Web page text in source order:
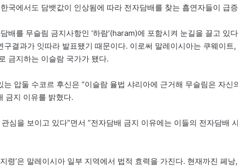
국에서도 담뱃값이 인상됨에 따라 전자담배를 찾는 흡연자들이 급
배를 무슬림 금지사항인 ‘하람’(haram)에 포함시켜 눈길을 끌고 있
결과가 잇따라 발표됐기 때문이다. 이로써 말레이시아는 쿠웨이트,
금지하는 이슬람 국가가 됐다.
압둘 수코르 후신은 “이슬람 율법 샤리아에 근거해 무슬림은 자신
금지 이유를 밝혔다.
심을 보이고 있다”면서 “전자담배 금지 이유에는 이들의 전자담배
령’은 말레이시아 일부 지역에서 법적 효력을 가진다. 현재까진 페낭